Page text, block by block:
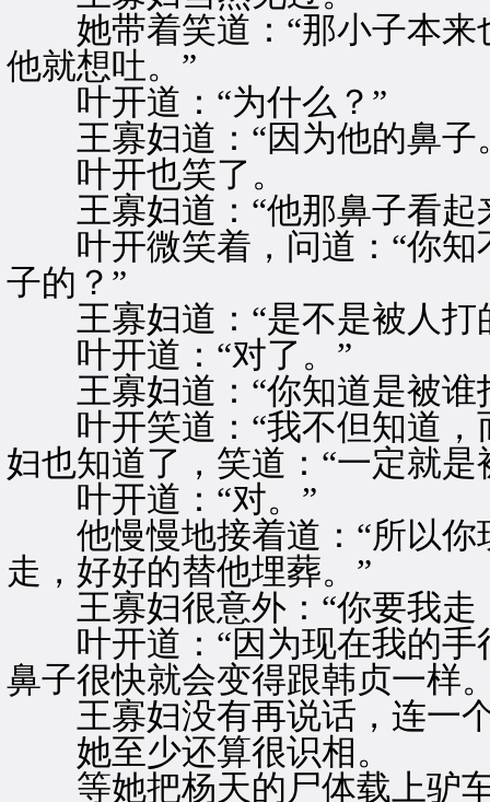
她带着笑道：“那小子本来
他就想吐。”
叶开道：“为什么？”
王寡妇道：“因为他的鼻子
叶开也笑了。
王寡妇道：“他那鼻子看起
叶开微笑着，问道：“你知
子的？”
王寡妇道：“是不是被人打
叶开道：“对了。”
王寡妇道：“你知道是被谁
叶开笑道：“我不但知道，
妇也知道了，笑道：“一定就
叶开道：“对。”
他慢慢地接着道：“所以你
走，好好的替他埋葬。”
王寡妇很意外：“你要我走
叶开道：“因为现在我的手
鼻子很快就会变得跟韩贞一样
王寡妇没有再说话，连一
她至少还算很识相。
等她把杨天的尸体载上驴车